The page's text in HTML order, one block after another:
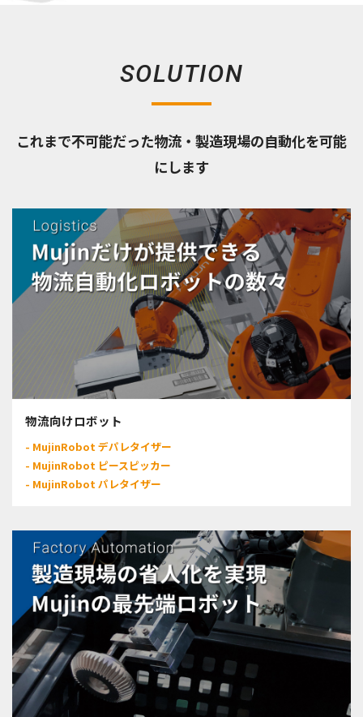
SOLUTION
これまで不可能だった物流・製造現場の自動化を可能
にします
物流向けロボット
- MujinRobot デパレタイザー
- MujinRobot ピースピッカー
- MujinRobot パレタイザー